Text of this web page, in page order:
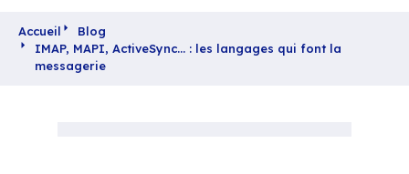
1 octobre 2025
Partager